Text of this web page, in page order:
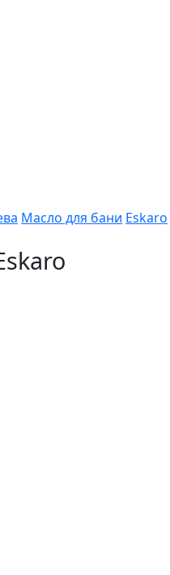
Масло для бани Eskaro